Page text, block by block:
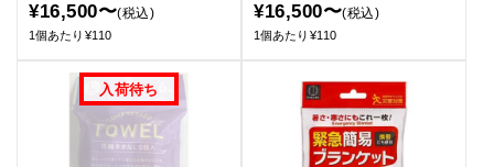
¥16,500〜(税込)
1個あたり¥110
¥16,500〜(税込)
1個あたり¥110